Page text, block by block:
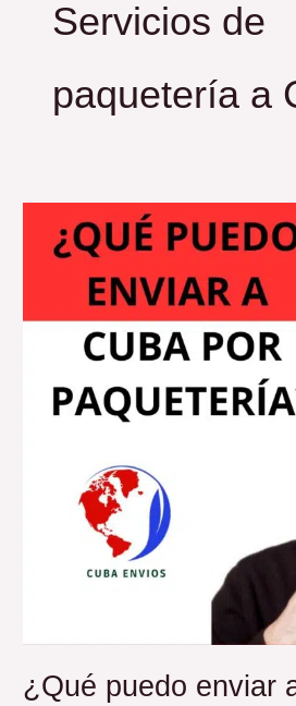
Servicios de
paquetería a
¿Qué puedo enviar
puedo
Cuba